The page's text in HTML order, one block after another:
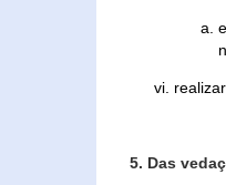
5. Das